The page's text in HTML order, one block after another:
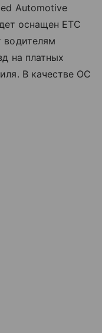
Automotive
оснащен ETC
водителям
на платных
В качестве ОС